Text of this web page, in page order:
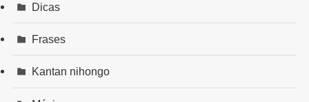
Dicas
Frases
Kantan nihongo